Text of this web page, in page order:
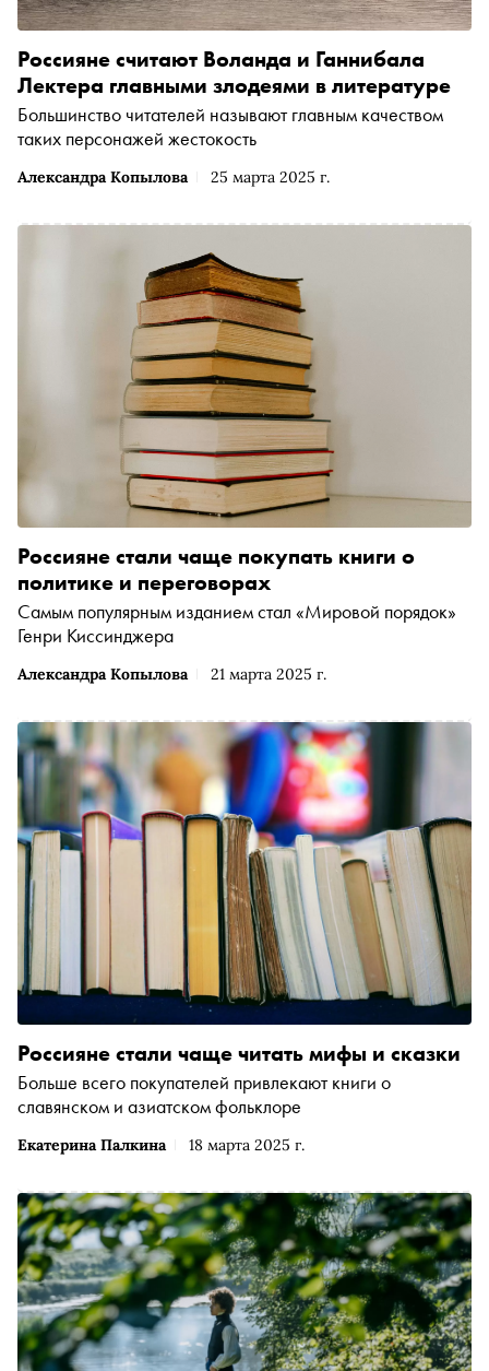
Александра Копылова 25 марта 2025 г.
Россияне считают Воланда и Ганнибала
Лектера главными злодеями в литературе
Большинство читателей называют главным качеством
таких персонажей жестокость
Александра Копылова 21 марта 2025 г.
Россияне стали чаще покупать книги о
политике и переговорах
Самым популярным изданием стал «Мировой порядок»
Генри Киссинджера
Екатерина Палкина 18 марта 2025 г.
Россияне стали чаще читать мифы и сказки
Больше всего покупателей привлекают книги о
славянском и азиатском фольклоре